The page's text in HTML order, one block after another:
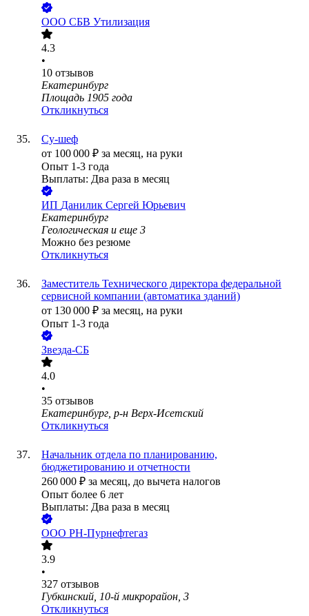
ООО СБВ Утилизация
4.3
•
10 отзывов
Екатеринбург
Площадь 1905 года
Откликнуться
Су-шеф
от 100 000 ₽ за месяц, на руки
Опыт 1-3 года
Выплаты: Два раза в месяц
ИП Данилик Сергей Юрьевич
Екатеринбург
Геологическая и еще 3
Можно без резюме
Откликнуться
Заместитель Технического директора федеральной
сервисной компании (автоматика зданий)
от 130 000 ₽ за месяц, на руки
Опыт 1-3 года
Звезда-СБ
4.0
•
35 отзывов
Екатеринбург, р-н Верх-Исетский
Откликнуться
Начальник отдела по планированию,
бюджетированию и отчетности
260 000 ₽ за месяц, до вычета налогов
Опыт более 6 лет
Выплаты: Два раза в месяц
ООО РН-Пурнефтегаз
3.9
•
327 отзывов
Губкинский, 10-й микрорайон, 3
Откликнуться